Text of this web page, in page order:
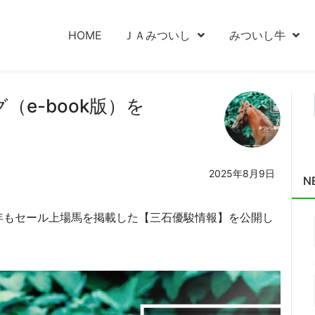
HOME ＪＡみついし みついし牛
（e-book版）を
2025年8月9日
セール上場馬を掲載した【三石優駿情報】を公開し